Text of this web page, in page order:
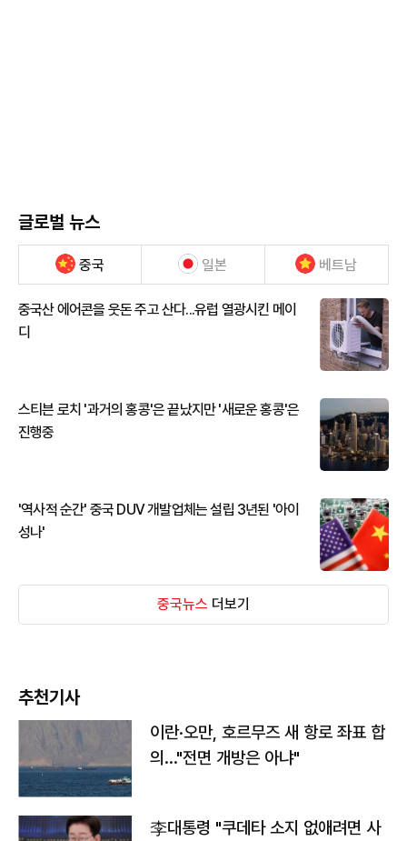
글로벌 뉴스
중국 일본 베트남
중국산 에어콘을 웃돈 주고 산다...유럽 열광시킨 메이
디
스티븐 로치 '과거의 홍콩'은 끝났지만 '새로운 홍콩'은
진행중
'역사적 순간' 중국 DUV 개발업체는 설립 3년된 '아이
성나'
중국뉴스 더보기
추천기사
이란·오만, 호르무즈 새 항로 좌표 합
의…"전면 개방은 아냐"
李대통령 "쿠데타 소지 없애려면 사